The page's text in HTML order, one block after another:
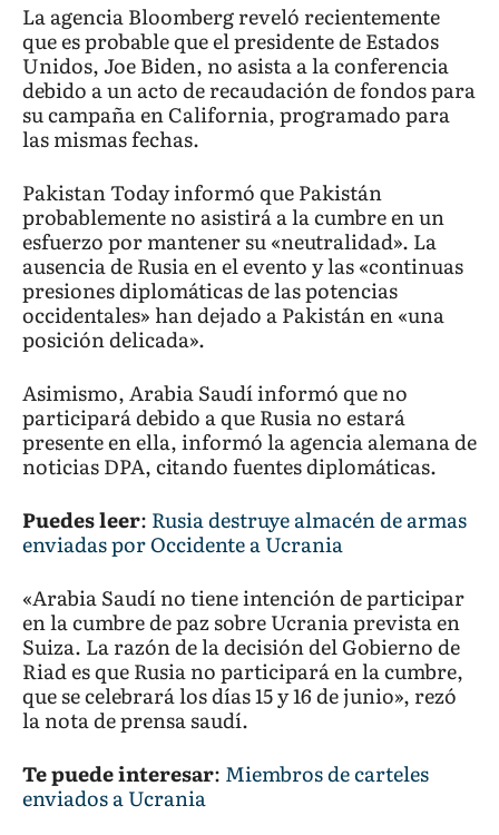
La agencia Bloomberg reveló recientemente
que es probable que el presidente de Estados
Unidos, Joe Biden, no asista a la conferencia
debido a un acto de recaudación de fondos para
su campaña en California, programado para
las mismas fechas.
Pakistan Today informó que Pakistán
probablemente no asistirá a la cumbre en un
esfuerzo por mantener su «neutralidad». La
ausencia de Rusia en el evento y las «continuas
presiones diplomáticas de las potencias
occidentales» han dejado a Pakistán en «una
posición delicada».
Asimismo, Arabia Saudí informó que no
participará debido a que Rusia no estará
presente en ella, informó la agencia alemana de
noticias DPA, citando fuentes diplomáticas.
Puedes leer: Rusia destruye almacén de armas
enviadas por Occidente a Ucrania
«Arabia Saudí no tiene intención de participar
en la cumbre de paz sobre Ucrania prevista en
Suiza. La razón de la decisión del Gobierno de
Riad es que Rusia no participará en la cumbre,
que se celebrará los días 15 y 16 de junio», rezó
la nota de prensa saudí.
Te puede interesar: Miembros de carteles
enviados a Ucrania